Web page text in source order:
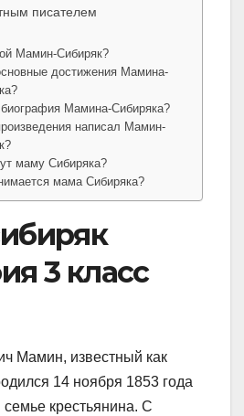
писателем
Мамин-Сибиряк?
достижения Мамина-
биография Мамина-Сибиряка?
написал Мамин-
маму Сибиряка?
мама Сибиряка?
3 класс
Мамин, известный как
14 ноября 1853 года
крестьянина. С